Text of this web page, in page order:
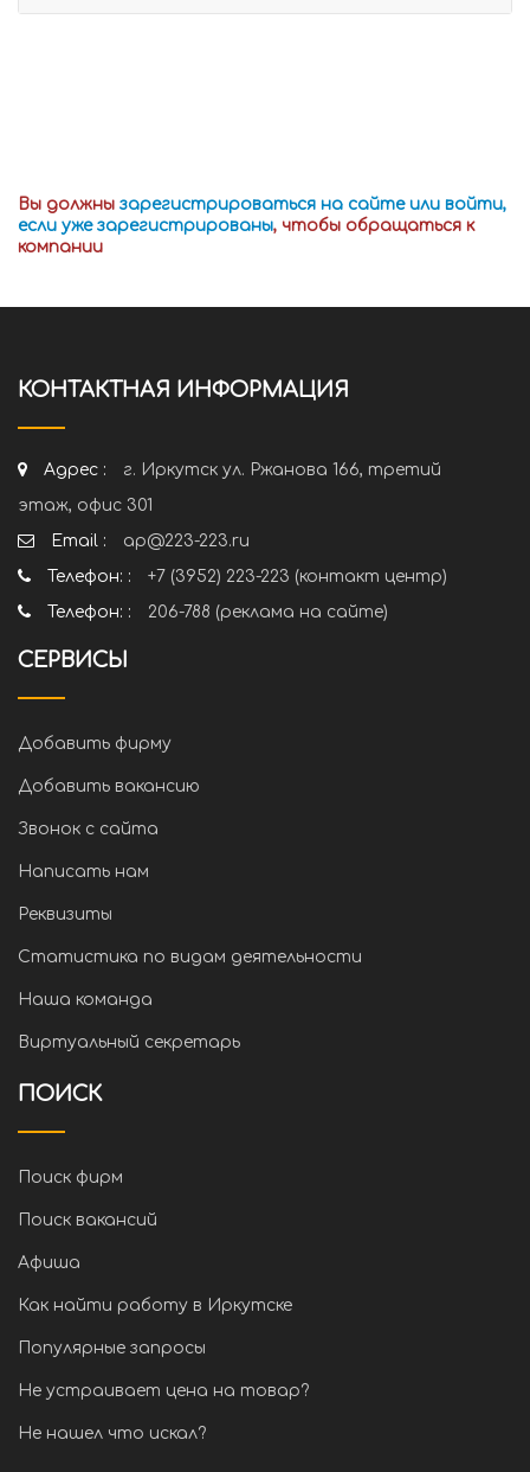
Вы должны зарегистрироваться на сайте или войти,
если уже зарегистрированы, чтобы обращаться к
компании
КОНТАКТНАЯ ИНФОРМАЦИЯ
Адрес :
г. Иркутск ул. Ржанова 166, третий
этаж, офис 301
Email :
ap@223-223.ru
Телефон: :
+7 (3952) 223-223 (контакт центр)
Телефон: :
206-788 (реклама на сайте)
СЕРВИСЫ
Добавить фирму
Добавить вакансию
Звонок с сайта
Написать нам
Реквизиты
Статистика по видам деятельности
Наша команда
Виртуальный секретарь
ПОИСК
Поиск фирм
Поиск вакансий
Афиша
Как найти работу в Иркутске
Популярные запросы
Не устраивает цена на товар?
Не нашел что искал?